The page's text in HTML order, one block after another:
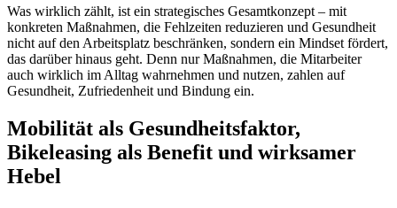
Was wirklich zählt, ist ein strategisches Gesamtkonzept – mit
konkreten Maßnahmen, die Fehlzeiten reduzieren und Gesundheit
nicht auf den Arbeitsplatz beschränken, sondern ein Mindset fördert,
das darüber hinaus geht. Denn nur Maßnahmen, die Mitarbeiter
auch wirklich im Alltag wahrnehmen und nutzen, zahlen auf
Gesundheit, Zufriedenheit und Bindung ein.
Mobilität als Gesundheitsfaktor,
Bikeleasing als Benefit und wirksamer
Hebel